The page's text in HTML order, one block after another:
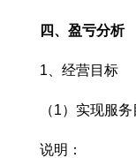
四、盈亏分析
1、经营目标
（1）实现服
说明：